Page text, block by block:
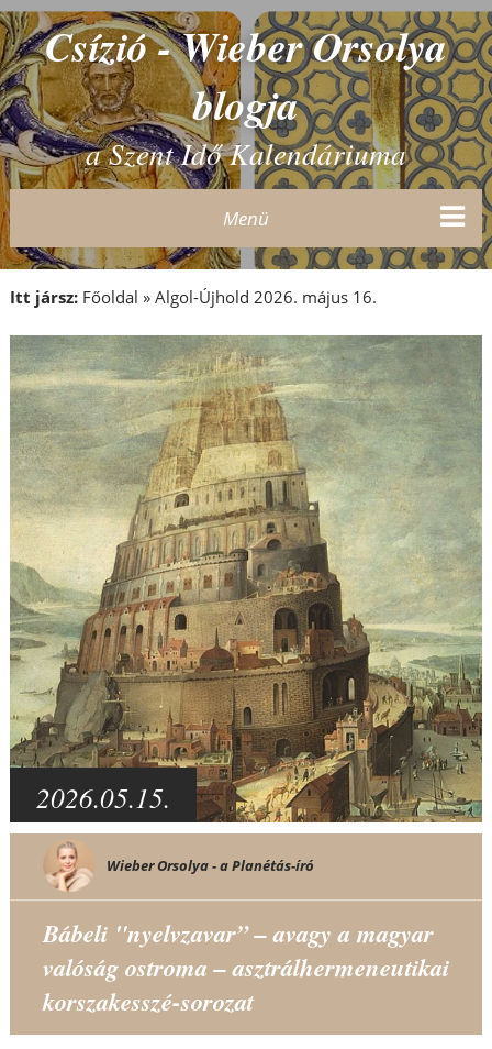
Csízió - Wieber Orsolya
blogja
a Szent Idő Kalendáriuma
Menü
Itt jársz: Főoldal » Algol-Újhold 2026. május 16.
2026.05.15.
Wieber Orsolya - a Planétás-író
Bábeli "nyelvzavar” – avagy a magyar
valóság ostroma – asztrálhermeneutikai
korszakesszé-sorozat